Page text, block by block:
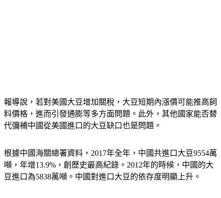
報導說，若對美國大豆增加關稅，大豆短期內漲價可能推高飼
料價格，進而引發通膨等多方面問題。此外，其他國家能否替
代彌補中國從美國進口的大豆缺口也是問題。
根據中國海關總署資料，2017年全年，中國共進口大豆9554萬
噸，年增13.9%，創歷史最高紀錄。2012年的時候，中國的大
豆進口為5838萬噸。中國對進口大豆的依存度明顯上升。